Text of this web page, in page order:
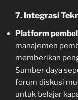
7. Integrasi
Platform
manajemen
memberikan
Sumber daya
forum diskusi
untuk belajar